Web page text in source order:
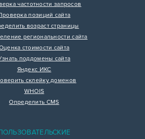
частотности запросов
позиций сайта
возраст страницы
региональности сайта
стоимости сайта
поддомены сайта
Яндекс ИКС
склейку доменов
WHOIS
Определить CMS